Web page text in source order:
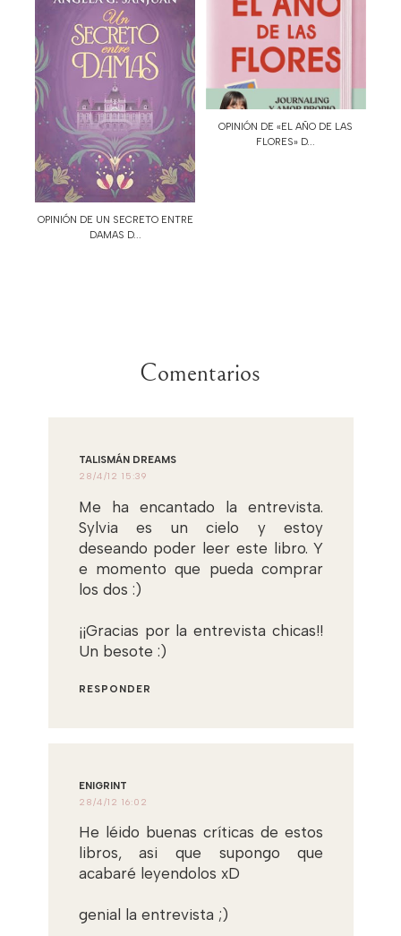
OPINIÓN DE UN SECRETO ENTRE
DAMAS D...
OPINIÓN DE «EL AÑO DE LAS
FLORES» D...
Comentarios
TALISMÁN DREAMS
28/4/12 15:39
Me ha encantado la entrevista.
Sylvia es un cielo y estoy
deseando poder leer este libro. Y
e momento que pueda comprar
los dos :)
¡¡Gracias por la entrevista chicas!!
Un besote :)
RESPONDER
ENIGRINT
28/4/12 16:02
He léido buenas críticas de estos
libros, asi que supongo que
acabaré leyendolos xD
genial la entrevista ;)